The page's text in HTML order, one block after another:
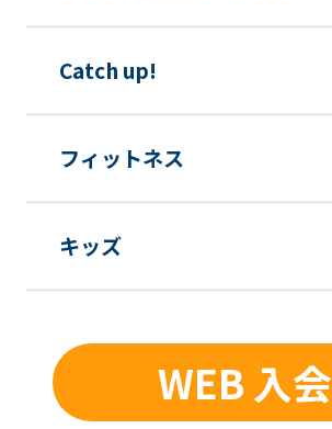
Catch up!
フィットネス
キッズ
WEB 入会